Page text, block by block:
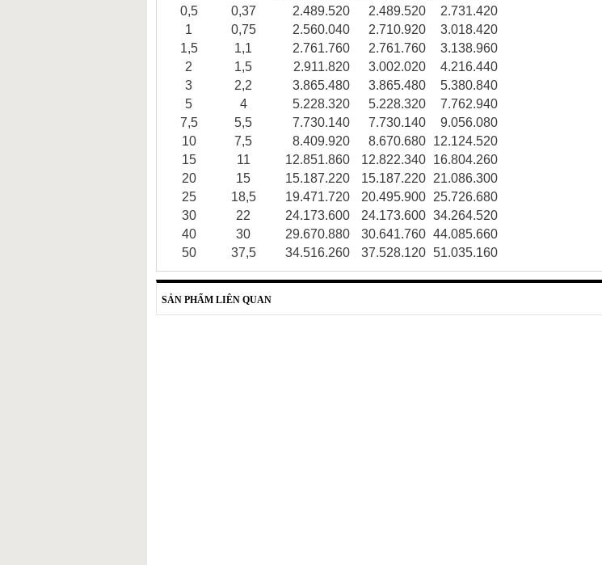
0,5
0,37 2.489.520 2.489.520
2.731.420
1
0,75 2.560.040 2.710.920
3.018.420
1,5
1,1 2.761.760 2.761.760
3.138.960
2
1,5 2.911.820 3.002.020
4.216.440
3
2,2 3.865.480 3.865.480
5.380.840
5
4 5.228.320 5.228.320
7.762.940
7,5
5,5 7.730.140 7.730.140
9.056.080
10
7,5 8.409.920 8.670.680 12.124.520
15
11 12.851.860 12.822.340 16.804.260
20
15 15.187.220 15.187.220 21.086.300
25
18,5 19.471.720 20.495.900 25.726.680
30
22 24.173.600 24.173.600 34.264.520
40
30 29.670.880 30.641.760 44.085.660
50
37,5 34.516.260 37.528.120 51.035.160
SẢN PHẨM LIÊN QUAN